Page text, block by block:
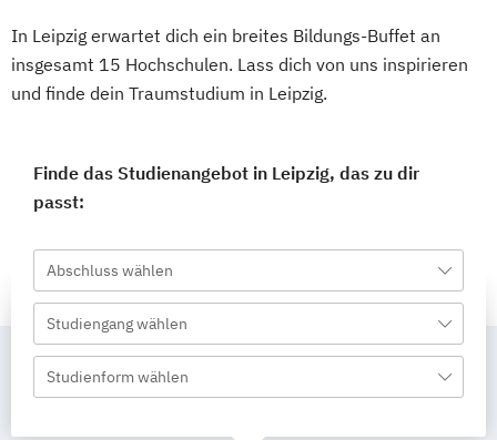
In Leipzig erwartet dich ein breites Bildungs-Buffet an
insgesamt 15 Hochschulen. Lass dich von uns inspirieren
und finde dein Traumstudium in Leipzig.
Finde das Studienangebot in Leipzig, das zu dir
passt:
Abschluss wählen
Studiengang wählen
Studienform wählen